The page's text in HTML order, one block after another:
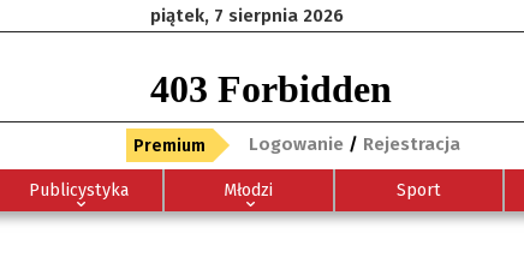
piątek, 7 sierpnia 2026
Premium Logowanie / Rejestracja
Publicystyka Młodzi Sport